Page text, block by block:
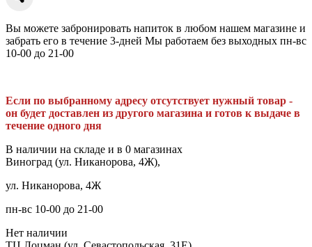
Вы можете забронировать напиток в любом нашем магазине и
забрать его в течение 3-дней Мы работаем без выходных пн-вс
10-00 до 21-00
Если по выбранному адресу отсутствует нужный товар -
он будет доставлен из другого магазина и готов к выдаче в
течение одного дня
В наличии на складе и в 0 магазинах
Виноград (ул. Никанорова, 4Ж),
ул. Никанорова, 4Ж
пн-вс 10-00 до 21-00
Нет наличии